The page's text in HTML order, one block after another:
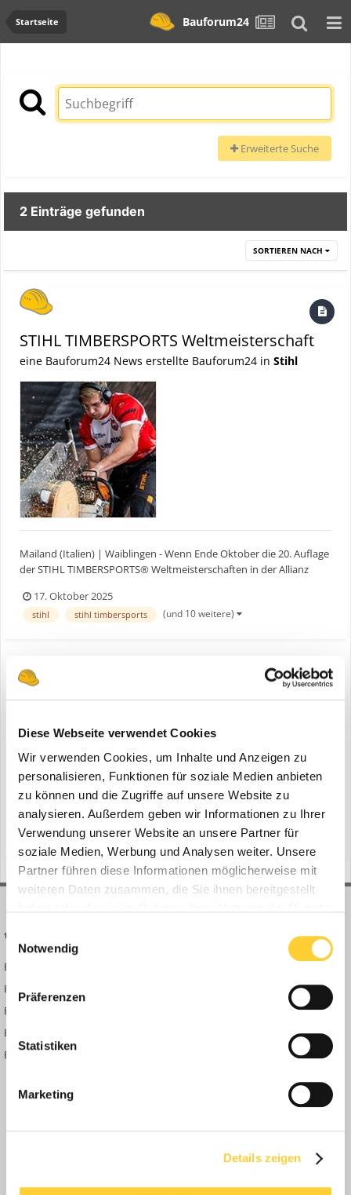
Diese Webseite verwendet Cookies
Wir verwenden Cookies, um Inhalte und Anzeigen zu
personalisieren, Funktionen für soziale Medien anbieten
zu können und die Zugriffe auf unsere Website zu
analysieren. Außerdem geben wir Informationen zu Ihrer
Verwendung unserer Website an unsere Partner für
soziale Medien, Werbung und Analysen weiter. Unsere
Partner führen diese Informationen möglicherweise mit
weiteren Daten zusammen, die Sie ihnen bereitgestellt
Einwilligungsauswahl
Notwendig
Präferenzen
Statistiken
Marketing
Details zeigen
Startseite Bauforum24
Erweiterte Suche
2 Einträge gefunden
SORTIEREN NACH
STIHL TIMBERSPORTS Weltmeisterschaft
eine Bauforum24 News erstellte Bauforum24 in Stihl
Mailand (Italien) | Waiblingen - Wenn Ende Oktober die 20. Auflage
der STIHL TIMBERSPORTS® Weltmeisterschaften in der Allianz
Aufeinandertreffen zweier Ausnahmeathleten: Nate Hodges (USA),
amtierender Weltmeister und Weltrekordhalter an der Hot Saw, t...
17. Oktober 2025
stihl stihl timbersports (und 10 weitere)
ein Thema erstellte Bauforum24 inNews aus der
Mailand (Italien) | Waiblingen - Wenn Ende Oktober die 20. Auflage
der STIHL TIMBERSPORTS® Weltmeisterschaften in der Allianz
Cloud Arena in Mailand stattfindet, kommt es zum
Aufeinandertreffen zweier Ausnahmeathleten: Nate Hodges (USA),
amtierender Weltmeister und Weltrekordhalter an der Hot Saw, t...
17. Oktober 2025
stihl stihl timbersports (und 10 weitere)
Bauforum24 News
Bauforum24 TV
BF24 Mediathek
BF24 Fotostrecken
Bauforum Shop